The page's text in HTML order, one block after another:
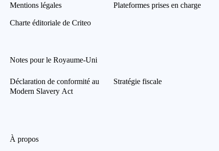
Mentions légales
Charte éditoriale de Criteo
Plateformes prises en charge
Notes pour le Royaume-Uni
Déclaration de conformité au
Modern Slavery Act
Stratégie fiscale
À propos